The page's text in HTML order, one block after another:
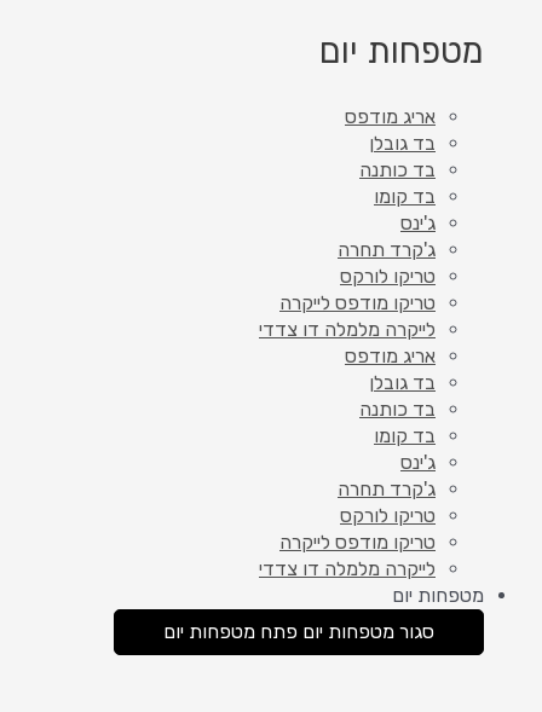
מטפחות יום
אריג מודפס
בד גובלן
בד כותנה
בד קומו
ג'ינס
ג'קרד תחרה
טריקו לורקס
טריקו מודפס לייקרה
לייקרה מלמלה דו צדדי
אריג מודפס
בד גובלן
בד כותנה
בד קומו
ג'ינס
ג'קרד תחרה
טריקו לורקס
טריקו מודפס לייקרה
לייקרה מלמלה דו צדדי
מטפחות יום
סגור מטפחות יום פתח מטפחות יום